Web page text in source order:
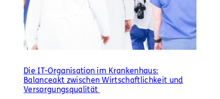
Die IT-Organisation im Krankenhaus:
Balanceakt zwischen Wirtschaftlichkeit und
Versorgungsqualität